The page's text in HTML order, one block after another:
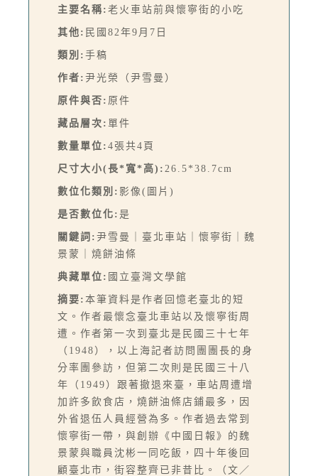
主要名稱: 老火車站前與懷寧街的小吃
其他: 民國82年9月7日
類別: 手稿
作者: 尹光榮（尹雪曼）
原件與否: 原件
藏品層次: 單件
數量單位: 4張共4頁
尺寸大小(長*寬*高): 26.5*38.7cm
數位化類別: 影像(圖片)
是否數位化: 是
關鍵詞: 尹雪曼｜臺北車站｜懷寧街｜魏
景蒙｜燒餅油條
典藏單位: 國立臺灣文學館
摘要: 本筆資料是作者回憶老臺北的短
文。作者最懷念臺北車站以及懷寧街周
遭。作者第一次到臺北是民國三十七年
（1948），以上海記者訪問團團長的身
分率團參訪，但第二次則是民國三十八
年（1949）跟著撤退來臺，車站周遭增
加許多飲食店，燒餅油條店鋪最多，因
外省退伍人員經營為多。作者過去常到
懷寧街一帶，與創辦《中國日報》的魏
景蒙與職員沈彬一同吃飯，四十年後回
顧臺北市，街容整齊已非昔比。（文／